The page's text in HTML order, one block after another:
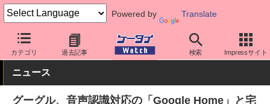
Powered by Translate
カテゴリ 過去記事 検索 Impressサイト
ケータイ Watch 周辺機器/アクセサリー その他
ニュース
グーグル、音声認識対応の「Google Home」と宅